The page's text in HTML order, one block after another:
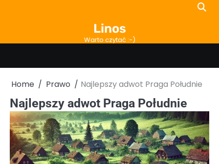
Linos
Warto czytać :-)
Home Prawo Najlepszy adwot Praga Południe
Najlepszy adwot Praga Południe